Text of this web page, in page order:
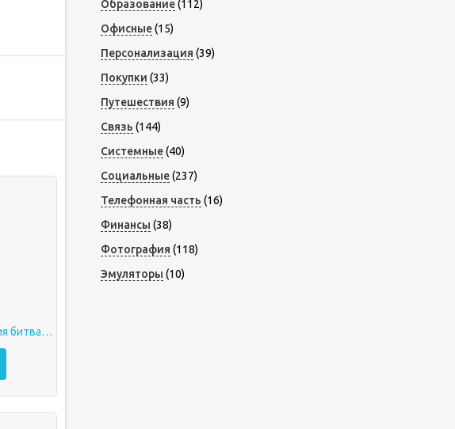
Мод эволюция битва за утопию
Образование(112)
Офисные(15)
Персонализация (39)
Покупки (33)
Путешествия (9)
Связь (144)
Системные(40)
Социальные(237)
Телефонная часть (16)
Финансы (38)
Фотография (118)
Эмуляторы (10)